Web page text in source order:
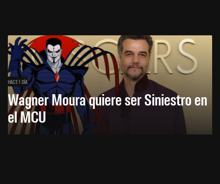
HACE 1 DÍA
Wagner Moura quiere ser Siniestro en
el MCU